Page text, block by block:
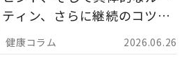
2026.06.26
ティン、さらに継続のコツま
でを詳しくご紹介します。